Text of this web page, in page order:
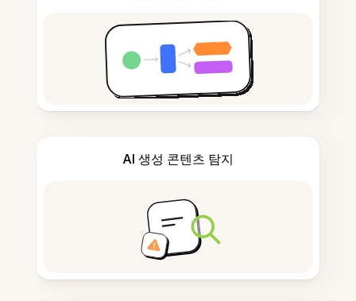
AI 생성 콘텐츠 탐지